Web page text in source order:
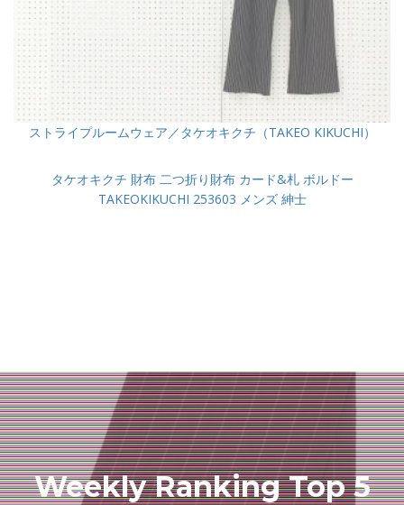
ストライプルームウェア／タケオキクチ（TAKEO KIKUCHI）
タケオキクチ 財布 二つ折り財布 カード&札 ボルドー
TAKEOKIKUCHI 253603 メンズ 紳士
Weekly Ranking Top 5